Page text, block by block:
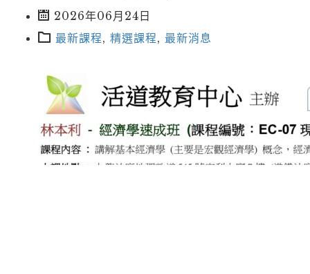
2026年06月24日
最新課程, 精選課程, 最新消息